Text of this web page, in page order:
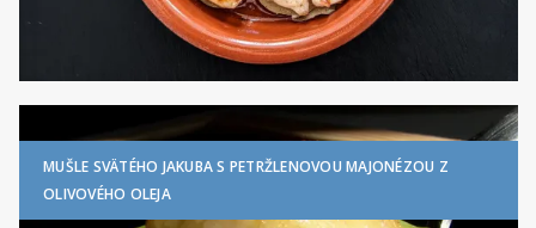
MUŠLE SVÄTÉHO JAKUBA S PETRŽLENOVOU MAJONÉZOU Z
OLIVOVÉHO OLEJA